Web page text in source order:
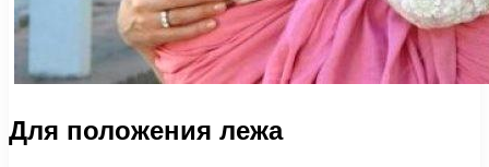
Для положения лежа